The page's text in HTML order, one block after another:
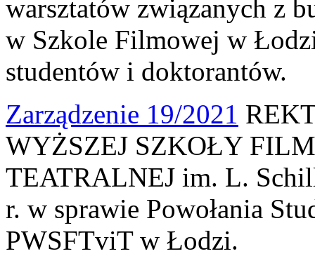
warsztatów związanych z
w Szkole Filmowej w
studentów i doktorantów.
Zarządzenie 19/2021
WYŻSZEJ SZKOŁY
TEATRALNEJ im. L.
r. w sprawie Powołania
PWSFTviT w Łodzi.